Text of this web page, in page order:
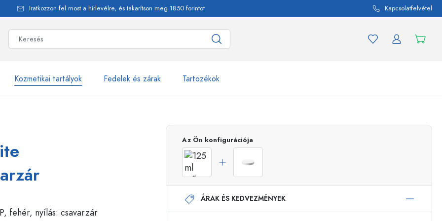
Iratkozzon fel most a hírlevélre, és takarítson meg 1850 forintot Kapcsolatfelvétel
Kozmetikai tartályok Fedelek és zárak Tartozékok
Szórópalackok
Airless adagolók
Roll-on palackok
A befőttes üvegekhez
Az Ön konfigurációja
ÁRAK ÉS KEDVEZMÉNYEK